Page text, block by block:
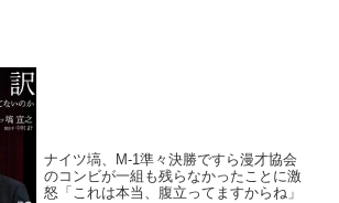
ナイツ塙、M-1準々決勝ですら漫才協会
のコンビが一組も残らなかったことに激
怒「これは本当、腹立ってますからね」